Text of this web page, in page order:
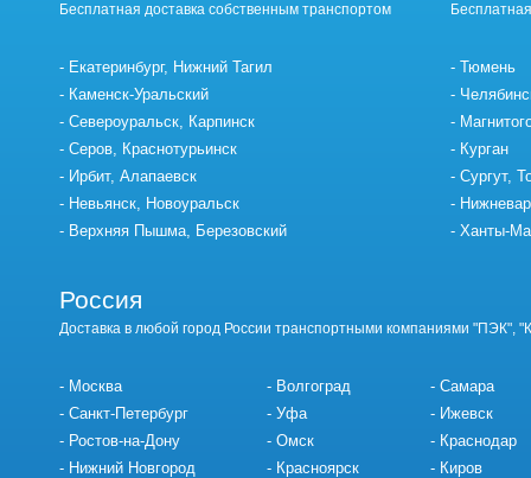
Бесплатная доставка собственным транспортом
Екатеринбург, Нижний Тагил
Каменск-Уральский
Североуральск, Карпинск
Серов, Краснотурьинск
Ирбит, Алапаевск
Невьянск, Новоуральск
Верхняя Пышма, Березовский
Тюмень
Курган
Сургут,
Ханты-
Россия
Доставка в любой город России транспортными компаниями "ПЭК",
Москва
Санкт-Петербург
Ростов-на-Дону
Нижний Новгород
Волгоград
Уфа
Омск
Красноярск
Самара
Ижевск
Краснодар
Киров